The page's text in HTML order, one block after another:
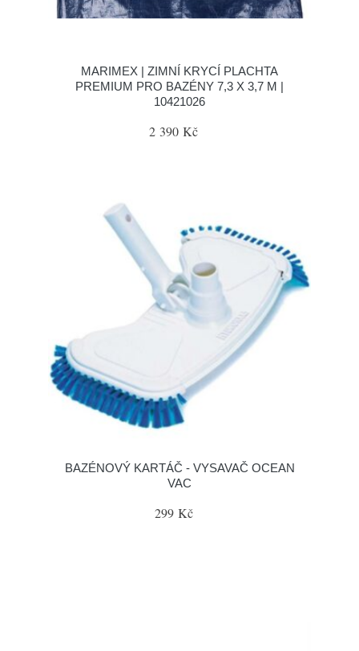
MARIMEX | ZIMNÍ KRYCÍ PLACHTA
PREMIUM PRO BAZÉNY 7,3 X 3,7 M |
10421026
2 390 Kč
BAZÉNOVÝ KARTÁČ - VYSAVAČ OCEAN
VAC
299 Kč